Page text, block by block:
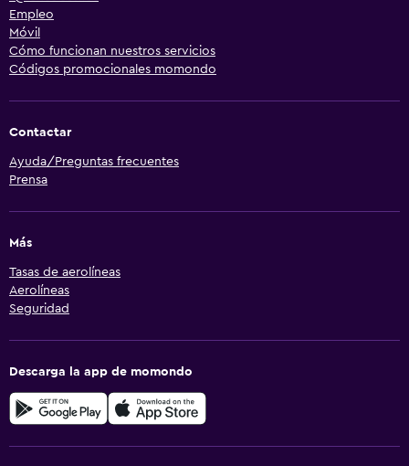
Empleo
Móvil
Cómo funcionan nuestros servicios
Códigos promocionales momondo
Contactar
Ayuda/Preguntas frecuentes
Prensa
Más
Tasas de aerolíneas
Aerolíneas
Seguridad
Descarga la app de momondo